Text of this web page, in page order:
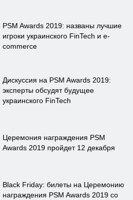
PSM Awards 2019: названы лучшие
игроки украинского FinTech и e-
commerce
Дискуссия на PSM Awards 2019:
эксперты обсудят будущее
украинского FinTech
Церемония награждения PSM
Awards 2019 пройдет 12 декабря
Black Friday: билеты на Церемонию
награждения PSM Awards 2019 со